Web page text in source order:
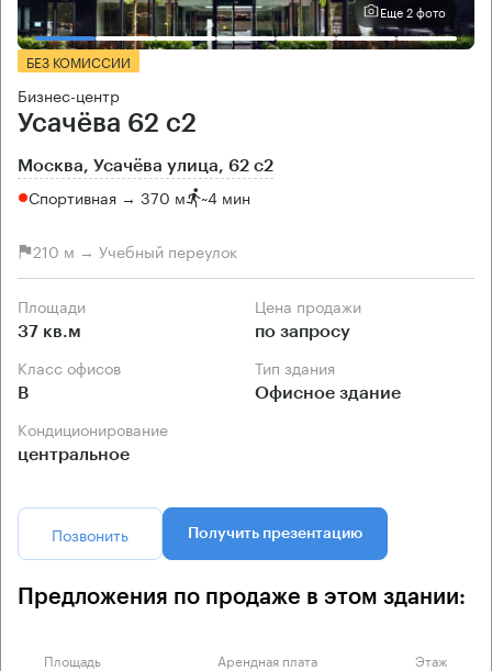
Еще 2 фото
БЕЗ КОМИССИИ
Бизнес-центр
Усачёва 62 с2
Москва, Усачёва улица, 62 с2
Спортивная → 370 м ~4 мин
210 м → Учебный переулок
Площади
37 кв.м
Цена продажи
по запросу
Класс офисов
B
Тип здания
Офисное здание
Кондиционирование
центральное
Позвонить Получить презентацию
Предложения по продаже в этом здании:
Площадь Арендная плата Этаж